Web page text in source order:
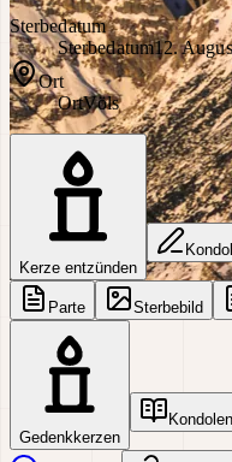
Sterbedatum
Sterbedatum12.
Ort
OrtVöls
Kerze entzünden
Parte Sterbebild
Gedenkkerzen